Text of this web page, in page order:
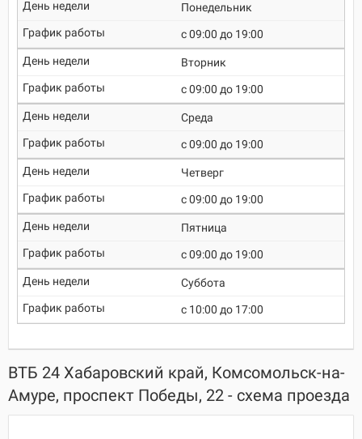
Понедельник
c 09:00 до 19:00
Вторник
c 09:00 до 19:00
Среда
c 09:00 до 19:00
Четверг
c 09:00 до 19:00
Пятница
c 09:00 до 19:00
Суббота
c 10:00 до 17:00
ВТБ 24 Хабаровский край, Комсомольск-на-
Амуре, проспект Победы, 22 - схема проезда